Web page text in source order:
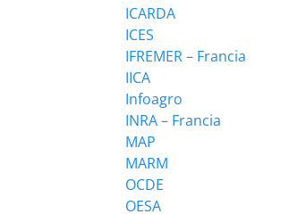
ICARDA
ICES
IFREMER – Francia
IICA
Infoagro
INRA – Francia
MAP
MARM
OCDE
OESA